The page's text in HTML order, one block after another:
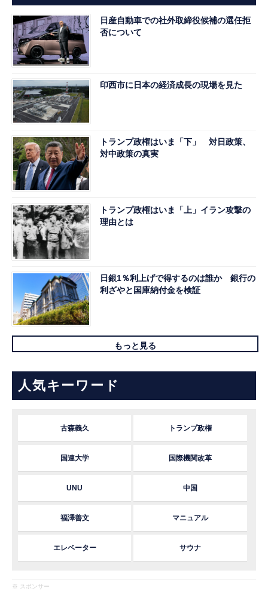
日産自動車での社外取締役候補の選任拒
否について
印西市に日本の経済成長の現場を見た
トランプ政権はいま「下」 対日政策、
対中政策の真実
トランプ政権はいま「上」イラン攻撃の
理由とは
日銀1％利上げで得するのは誰か 銀行の
利ざやと国庫納付金を検証
もっと見る
人気キーワード
古森義久 トランプ政権
国連大学 国際機関改革
UNU 中国
福澤善文 マニュアル
エレベーター サウナ
※ スポンサー